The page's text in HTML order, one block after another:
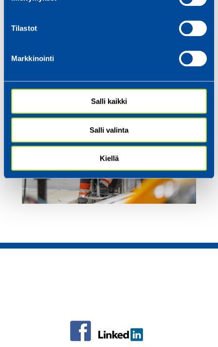
Tilastot
Markkinointi
Salli kaikki
Salli valinta
Kiellä